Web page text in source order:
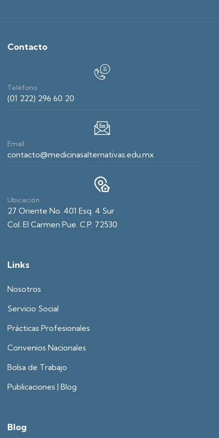
Contacto
Teléfono
(01 222) 296 60 20
Email
contacto@medicinasalternativas.edu.mx
Ubicación
27 Oriente No. 401 Esq. 4 Sur
Col. El Carmen Pue. C.P. 72530
Links
Nosotros
Servicio Social
Prácticas Profesionales
Convenios Nacionales
Bolsa de Trabajo
Publicaciones | Blog
Blog